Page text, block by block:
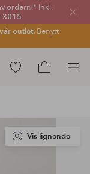
ordern.* Inkl.
3015
outlet. Benytt
Lukk
Gå
Vis lignende